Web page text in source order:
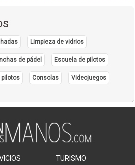
Limpieza de vidrios
de pádel Escuela de pilotos
pilotos Consolas Videojuegos
TURISMO